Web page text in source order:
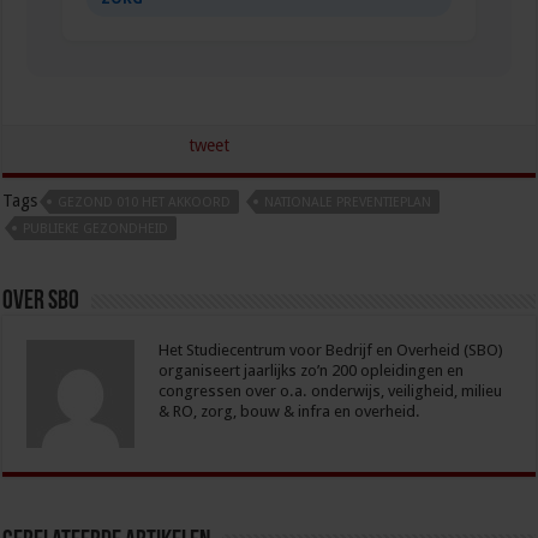
tweet
Tags
Over sbo
Het Studiecentrum voor Bedrijf en Overheid (SBO)
organiseert jaarlijks zo’n 200 opleidingen en
congressen over o.a. onderwijs, veiligheid, milieu
& RO, zorg, bouw & infra en overheid.